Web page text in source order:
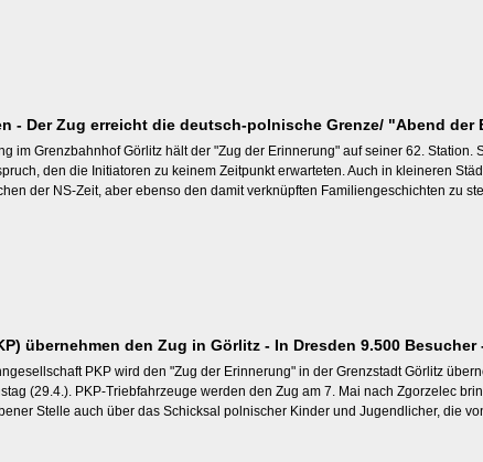
- Der Zug erreicht die deutsch-polnische Grenze/ "Abend
im Grenzbahnhof Görlitz hält der "Zug der Erinnerung" auf seiner 62.
den die Initiatoren zu keinem Zeitpunkt erwarteten. Auch in kleineren
der NS-Zeit, aber ebenso den damit verknüpften Familiengeschichten zu
übernehmen den Zug in Görlitz - In Dresden 9.500
PKP wird den "Zug der Erinnerung" in der Grenzstadt Görlitz
(29.4.). PKP-Triebfahrzeuge werden den Zug am 7. Mai nach Zgorzelec
Stelle auch über das Schicksal polnischer Kinder und Jugendlicher, die